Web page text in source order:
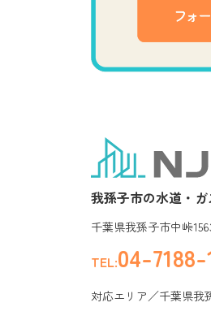
我孫子市の水道・
千葉県我孫子市中峠
TEL:04-7188-
対応エリア／千葉県我